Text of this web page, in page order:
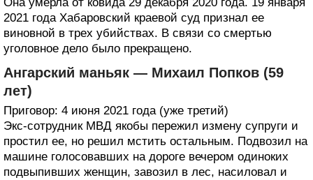
2021 года Хабаровский краевой суд признал ее
виновной в трех убийствах. В связи со смертью
уголовное дело было прекращено.
Ангарский маньяк — Михаил Попков (59
лет)
Приговор: 4 июня 2021 года (уже третий)
Экс-сотрудник МВД якобы пережил измену супруги и
простил ее, но решил мстить остальным. Подвозил на
машине голосовавших на дороге вечером одиноких
подвыпивших женщин, завозил в лес, насиловал и